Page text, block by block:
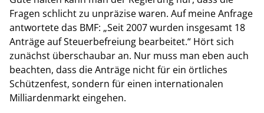
Fragen schlicht zu unpräzise waren. Auf meine Anfrage
antwortete das BMF: „Seit 2007 wurden insgesamt 18
Anträge auf Steuerbefreiung bearbeitet.“ Hört sich
zunächst überschaubar an. Nur muss man eben auch
beachten, dass die Anträge nicht für ein örtliches
Schützenfest, sondern für einen internationalen
Milliardenmarkt eingehen.